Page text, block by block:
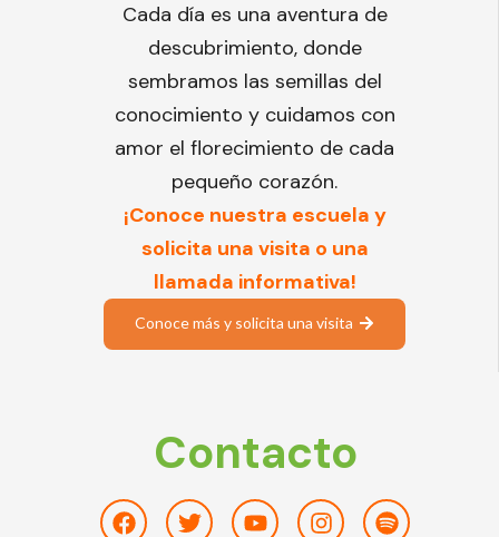
Cada día es una aventura de
descubrimiento, donde
sembramos las semillas del
conocimiento y cuidamos con
amor el florecimiento de cada
pequeño corazón.
¡Conoce nuestra escuela y
solicita una visita o una
llamada informativa!
Conoce más y solicita una visita
Contacto
FacebookTwitterYoutubeInstagramSpotify